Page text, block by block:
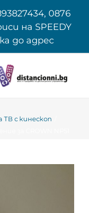
0876
на SPEEDY
до адрес
ТВ с кинескоп